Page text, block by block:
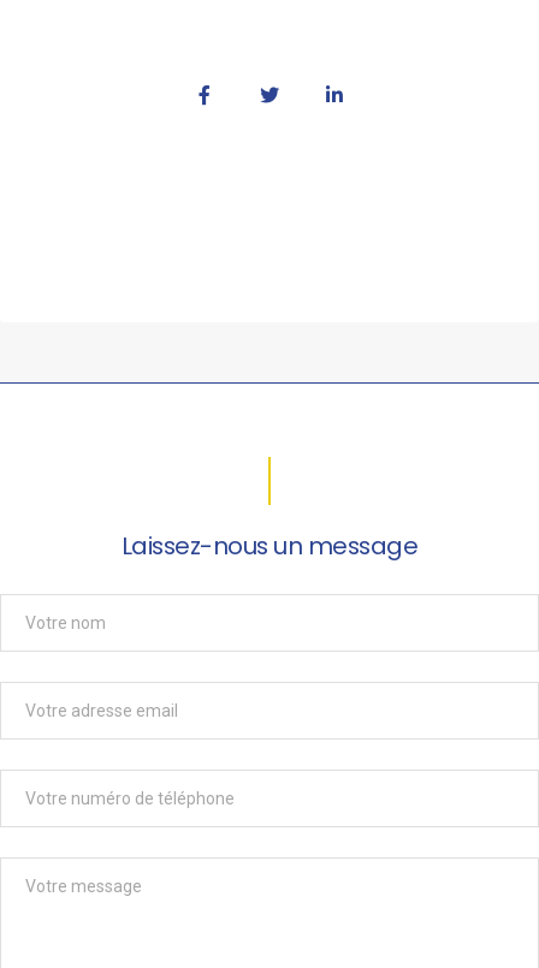
Laissez-nous un message